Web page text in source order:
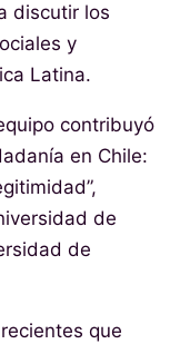
discutir los
y
Latina.
contribuyó
en Chile:
de
de
que